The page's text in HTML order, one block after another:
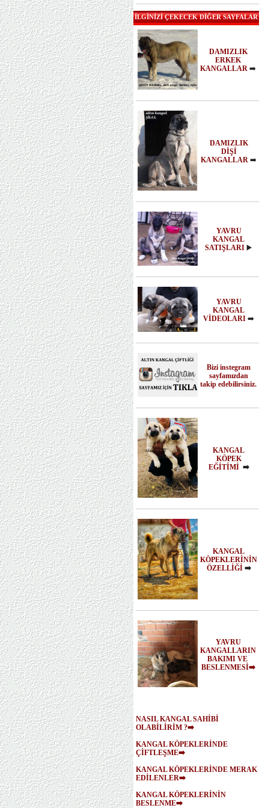
İLGİNİZİ ÇEKECEK DİĞER SAYFALAR
DAMIZLIK
ERKEK
KANGALLAR ➡️
DAMIZLIK
DİŞİ
KANGALLAR ➡️
YAVRU
KANGAL
SATIŞLARI ▶️
YAVRU
KANGAL
VİDEOLARI ➡️
Bizi instegram
sayfamızdan
takip edebilirsiniz.
KANGAL
KÖPEK
EĞİTİMİ➡️
KANGAL
KÖPEKLERİNİN
ÖZELLİĞİ➡️
YAVRU
KANGALLARIN
BAKIMI VE
BESLENMESİ➡️
NASIL KANGAL SAHİBİ
OLABİLİRİM ?➡️
KANGAL KÖPEKLERİNDE
ÇİFTLEŞME➡️
KANGAL KÖPEKLERİNDE MERAK
EDİLENLER➡️
KANGAL KÖPEKLERİNİN
BESLENME➡️